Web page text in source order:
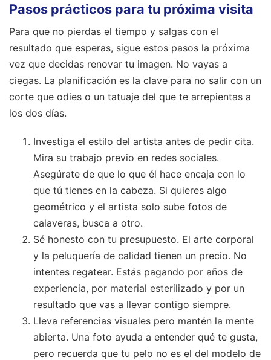
Pasos prácticos para tu próxima visita
Para que no pierdas el tiempo y salgas con el
resultado que esperas, sigue estos pasos la próxima
vez que decidas renovar tu imagen. No vayas a
ciegas. La planificación es la clave para no salir con un
corte que odies o un tatuaje del que te arrepientas a
los dos días.
Investiga el estilo del artista antes de pedir cita.
Mira su trabajo previo en redes sociales.
Asegúrate de que lo que él hace encaja con lo
que tú tienes en la cabeza. Si quieres algo
geométrico y el artista solo sube fotos de
calaveras, busca a otro.
Sé honesto con tu presupuesto. El arte corporal
y la peluquería de calidad tienen un precio. No
intentes regatear. Estás pagando por años de
experiencia, por material esterilizado y por un
resultado que vas a llevar contigo siempre.
Lleva referencias visuales pero mantén la mente
abierta. Una foto ayuda a entender qué te gusta,
pero recuerda que tu pelo no es el del modelo de